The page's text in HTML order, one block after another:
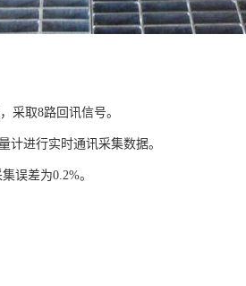
采取8路回讯信号。
计进行实时通讯采集数据。
误差为0.2%。